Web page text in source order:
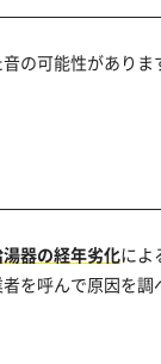
音の可能性があり
器の経年劣化によ
を呼んで原因を調